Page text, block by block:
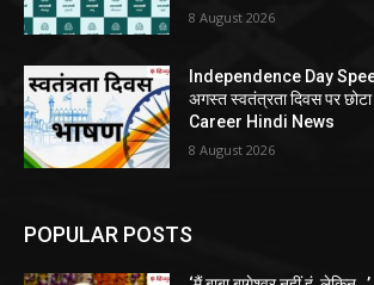
8 August 2026
Independence Day
अगस्त स्वतंत्रता दिवस पर
Career Hindi News
8 August 2026
POPULAR POSTS